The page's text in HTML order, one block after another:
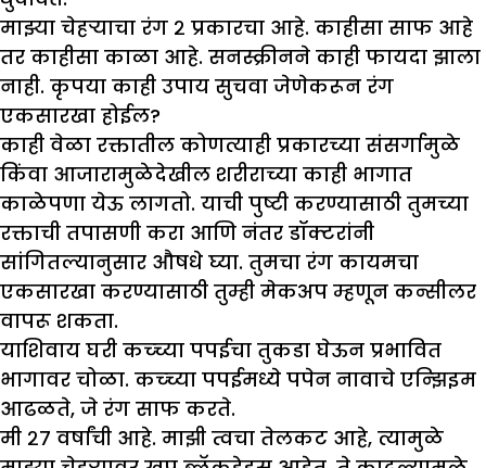
माझ् या चेहऱ्याचा रंग २ प्रकारचा आहे. काहीसा साफ आहे
तर काहीसा काळा आहे. सनस्क्रीनने काही फायदा झाला
नाही. कृपया काही उपाय सुचवा जेणेकरून रंग
एकसारखा होईल?
काही वेळा रक्तातील कोणत्याही प्रकारच्या संसर्गामुळे
किंवा आजारामुळेदेखील शरीराच्या काही भागात
काळेपणा येऊ लागतो. याची पुष्टी करण्यासाठी तुमच्या
रक्ताची तपासणी करा आणि नंतर डॉक्टरांनी
सांगितल्यानुसार औषधे घ्या. तुमचा रंग कायमचा
एकसारखा करण्यासाठी तुम्ही मेकअप म्हणून कन्सीलर
वापरू शकता.
याशिवाय घरी कच्च्या पपईचा तुकडा घेऊन प्रभावित
भागावर चोळा. कच्च्या पपईमध्ये पपेन नावाचे एन्झिइम
आढळते, जे रंग साफ करते.
मी २७ वर्षांची आहे. माझी त्वचा तेलकट आहे, त्यामुळे